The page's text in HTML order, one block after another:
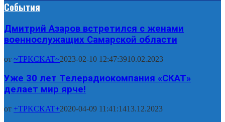
События
Дмитрий Азаров встретился с женами
военнослужащих Самарской области
от ~TPKCKAT~2023-02-10 12:47:3910.02.2023
Уже 30 лет Телерадиокомпания «СКАТ»
делает мир ярче!
от +TPKCKAT+2020-04-09 11:41:1413.12.2023